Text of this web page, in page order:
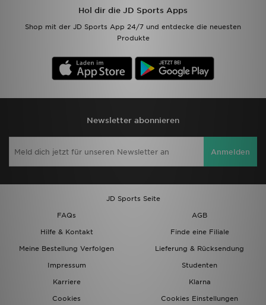
Hol dir die JD Sports Apps
Shop mit der JD Sports App 24/7 und entdecke die neuesten
Produkte
Newsletter abonnieren
Anmelden
JD Sports Seite
FAQs
AGB
Hilfe & Kontakt
Finde eine Filiale
Meine Bestellung Verfolgen
Lieferung & Rücksendung
Impressum
Studenten
Karriere
Klarna
Cookies
Cookies Einstellungen